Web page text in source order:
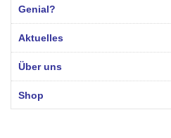
Genial?
Aktuelles
Über uns
Shop